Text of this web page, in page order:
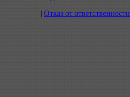
| Отказ от ответственности